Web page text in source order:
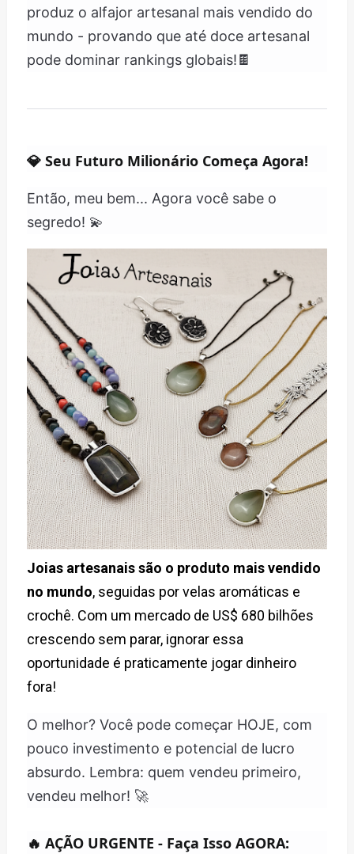
produz o alfajor artesanal mais vendido do
mundo - provando que até doce artesanal
pode dominar rankings globais!🍫
💎 Seu Futuro Milionário Começa Agora!
Então, meu bem... Agora você sabe o
segredo! 💫
Joias artesanais são o produto mais vendido
no mundo, seguidas por velas aromáticas e
crochê. Com um mercado de US$ 680 bilhões
crescendo sem parar, ignorar essa
oportunidade é praticamente jogar dinheiro
fora!
O melhor? Você pode começar HOJE, com
pouco investimento e potencial de lucro
absurdo. Lembra: quem vendeu primeiro,
vendeu melhor! 🚀
🔥 AÇÃO URGENTE - Faça Isso AGORA: